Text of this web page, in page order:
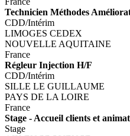
Technicien Méthodes
CDD/Intérim
LIMOGES CEDEX
NOUVELLE AQUITAINE
France
Régleur Injection H/F
CDD/Intérim
SILLE LE GUILLAUME
PAYS DE LA LOIRE
France
Stage - Accueil clients et
Stage